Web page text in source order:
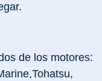
de los motores: